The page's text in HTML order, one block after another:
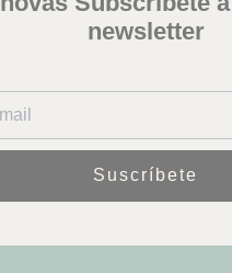
newsletter
Suscríbete